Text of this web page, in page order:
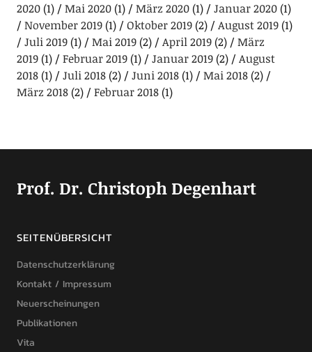
2020(1) Mai 2020(1) März 2020(1) Januar 2020(1)
November 2019(1) Oktober 2019(2) August 2019(1)
Juli 2019(1) Mai 2019(2) April 2019(2)
März
2019(1) Februar 2019(1) Januar 2019(2)
August
2018(1) Juli 2018(2) Juni 2018(1) Mai 2018(2)
März 2018(2) Februar 2018(1)
Prof. Dr. Christoph Degenhart
SEITENÜBERSICHT
Datenschutzerklärung
Kontakt / Impressum
Neuerscheinungen
Publikationen
Vita